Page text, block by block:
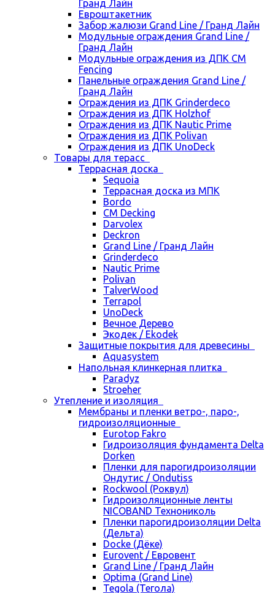
Гранд Лайн
Евроштакетник
Забор жалюзи Grand Line / Гранд Лайн
Модульные ограждения Grand Line /
Гранд Лайн
Модульные ограждения из ДПК CM
Fencing
Панельные ограждения Grand Line /
Гранд Лайн
Ограждения из ДПК Grinderdeco
Ограждения из ДПК Holzhof
Ограждения из ДПК Nautic Prime
Ограждения из ДПК Polivan
Ограждения из ДПК UnoDeck
Товары для терасс
Террасная доска
Sequoia
Террасная доска из МПК
Bordo
CM Decking
Darvolex
Deckron
Grand Line / Гранд Лайн
Grinderdeco
Nautic Prime
Polivan
TalverWood
Terrapol
UnoDeck
Вечное Дерево
Экодек / Ekodek
Защитные покрытия для древесины
Aquasystem
Напольная клинкерная плитка
Paradyz
Stroeher
Утепление и изоляция
Мембраны и пленки ветро-, паро-,
гидроизоляционные
Eurotop Fakro
Гидроизоляция фундамента Delta
Dorken
Пленки для парогидроизоляции
Ондутис / Ondutiss
Rockwool (Роквул)
Гидроизоляционные ленты
NICOBAND Технониколь
Пленки парогидроизоляции Delta
(Дельта)
Docke (Дёке)
Eurovent / Евровент
Grand Line / Гранд Лайн
Optima (Grand Line)
Tegola (Тегола)